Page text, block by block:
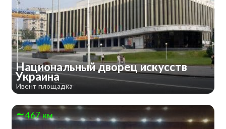
Национальный дворец искусств
Украина
Ивент площадка
467 км